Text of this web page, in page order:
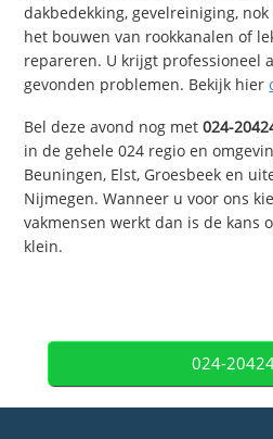
dakbedekking, gevelreiniging,
het bouwen van rookkanalen of
repareren. U krijgt professioneel
gevonden problemen. Bekijk hier
Bel deze avond nog met024-
in de gehele 024 regio en
Beuningen, Elst, Groesbeek en
Nijmegen. Wanneer u voor ons
vakmensen werkt dan is de kans
klein.
024-